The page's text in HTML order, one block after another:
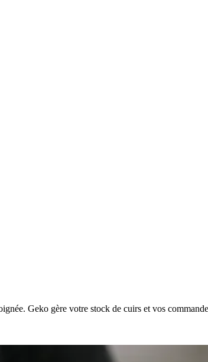
Geko gère votre stock de cuirs et vos